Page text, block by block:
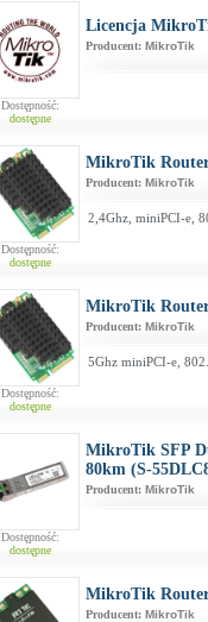
Dostępność:
dostępne
Licencja
Producent: MikroTik
Dostępność:
dostępne
MikroTik
Producent: MikroTik
2,4Ghz, miniPCI-e,
Dostępność:
dostępne
MikroTik
Producent: MikroTik
5Ghz miniPCI-e,
Dostępność:
dostępne
MikroTik SFP
80km (S-
Producent: MikroTik
MikroTik
Producent: MikroTik